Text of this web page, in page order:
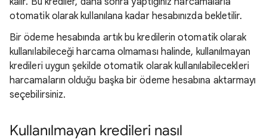
otomatik olarak kullanılana kadar hesabınızda bekletilir.
Bir ödeme hesabında artık bu kredilerin otomatik olarak
kullanılabileceği harcama olmaması halinde, kullanılmayan
kredileri uygun şekilde otomatik olarak kullanılabilecekleri
harcamaların olduğu başka bir ödeme hesabına aktarmayı
seçebilirsiniz.
Kullanılmayan kredileri nasıl